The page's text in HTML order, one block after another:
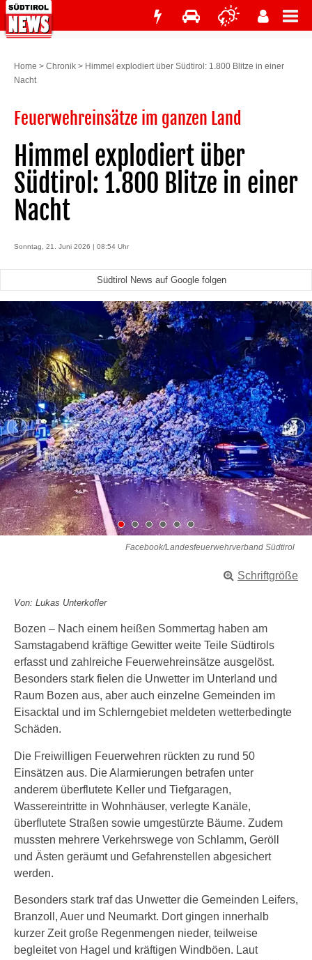
Home > Chronik > Himmel explodiert über Südtirol: 1.800 Blitze in einer
Nacht
Feuerwehreinsätze im ganzen Land
Himmel explodiert über
Südtirol: 1.800 Blitze in einer
Nacht
Sonntag, 21. Juni 2026 | 08:54 Uhr
Südtirol News auf Google folgen
Facebook/Landesfeuerwehrverband Südtirol
Schriftgröße
Von: Lukas Unterkofler
Bozen – Nach einem heißen Sommertag haben am
Samstagabend kräftige Gewitter weite Teile Südtirols
erfasst und zahlreiche Feuerwehreinsätze ausgelöst.
Besonders stark fielen die Unwetter im Unterland und
Raum Bozen aus, aber auch einzelne Gemeinden im
Eisacktal und im Schlerngebiet meldeten wetterbedingte
Schäden.
Die Freiwilligen Feuerwehren rückten zu rund 50
Einsätzen aus. Die Alarmierungen betrafen unter
anderem überflutete Keller und Tiefgaragen,
Wassereintritte in Wohnhäuser, verlegte Kanäle,
überflutete Straßen sowie umgestürzte Bäume. Zudem
mussten mehrere Verkehrswege von Schlamm, Geröll
und Ästen geräumt und Gefahrenstellen abgesichert
werden.
Besonders stark traf das Unwetter die Gemeinden Leifers,
Branzoll, Auer und Neumarkt. Dort gingen innerhalb
kurzer Zeit große Regenmengen nieder, teilweise
begleitet von Hagel und kräftigen Windböen. Laut